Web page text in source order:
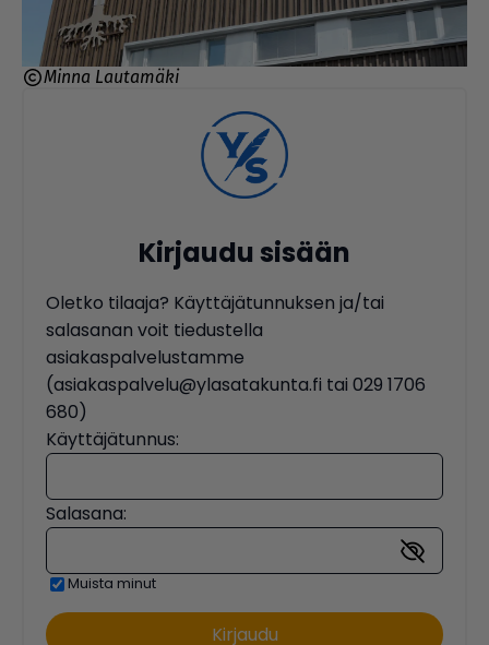
Minna Lautamäki
Kirjaudu sisään
Oletko tilaaja? Käyttäjätunnuksen ja/tai
salasanan voit tiedustella
asiakaspalvelustamme
(asiakaspalvelu@ylasatakunta.fi tai 029 1706
680)
Käyttäjätunnus:
Salasana:
Muista minut